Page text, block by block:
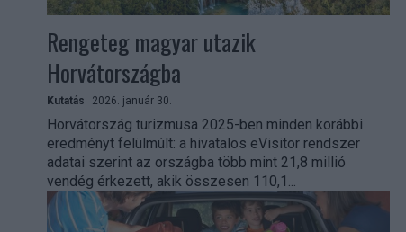
Rengeteg magyar utazik
Horvátországba
Kutatás 2026. január 30.
Horvátország turizmusa 2025-ben minden korábbi
eredményt felülmúlt: a hivatalos eVisitor rendszer
adatai szerint az országba több mint 21,8 millió
vendég érkezett, akik összesen 110,1...